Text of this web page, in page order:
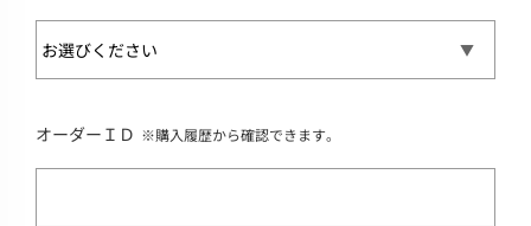
オーダーＩＤ ※購入履歴から確認できます。